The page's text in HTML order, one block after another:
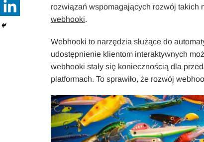
rozwiązań wspomagających rozwój takich
webhooki.
Webhooki to narzędzia służące do
udostępnienie klientom interaktywnych
webhooki stały się koniecznością dla
platformach. To sprawiło, że rozwój